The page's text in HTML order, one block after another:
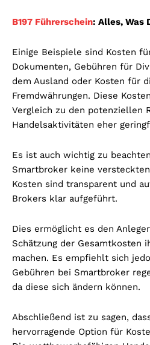
B197 Führerschein: Alles, Was
Einige Beispiele sind Kosten
Dokumenten, Gebühren für
dem Ausland oder Kosten für
Fremdwährungen. Diese
Vergleich zu den potenziellen
Handelsaktivitäten eher
Es ist auch wichtig zu
Smartbroker keine
Kosten sind transparent und
Brokers klar aufgeführt.
Dies ermöglicht es den
Schätzung der Gesamtkosten
machen. Es empfiehlt sich
Gebühren bei Smartbroker
da diese sich ändern können.
Abschließend ist zu sagen,
hervorragende Option für